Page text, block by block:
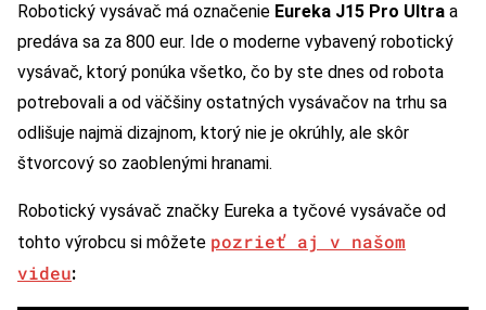
Robotický vysávač má označenie Eureka J15 Pro Ultra a
predáva sa za 800 eur. Ide o moderne vybavený robotický
vysávač, ktorý ponúka všetko, čo by ste dnes od robota
potrebovali a od väčšiny ostatných vysávačov na trhu sa
odlišuje najmä dizajnom, ktorý nie je okrúhly, ale skôr
štvorcový so zaoblenými hranami.
Robotický vysávač značky Eureka a tyčové vysávače od
tohto výrobcu si môžete pozrieť aj v našom
videu: